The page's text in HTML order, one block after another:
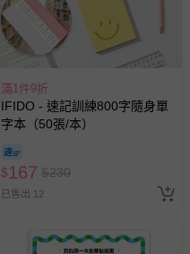
滿1件9折
IFIDO - 速記訓練800字隨身單
字本（50張/本）
$167 $230
已售出 12